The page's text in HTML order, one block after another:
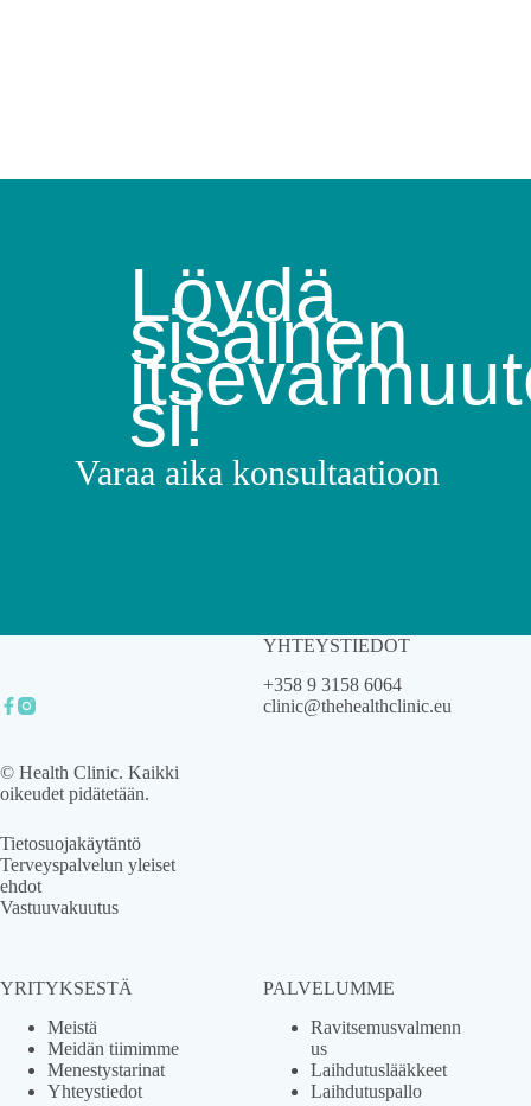
Varaa aika konsultaatioon
Löydä
sisäinen
si!
© Health Clinic. Kaikki
oikeudet pidätetään.
Tietosuojakäytäntö
Terveyspalvelun yleiset
ehdot
Vastuuvakuutus
YHTEYSTIEDOT
+358 9 3158 6064
clinic@thehealthclinic.eu
YRITYKSESTÄ
Meistä
Meidän tiimimme
Menestystarinat
Yhteystiedot
PALVELUMME
Ravitsemusvalmenn
us
Laihdutuslääkkeet
Laihdutuspallo